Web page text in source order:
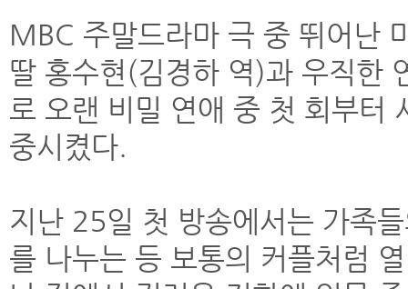
MBC 주말드라마 극 중 뛰어난
딸 홍수현(김경하 역)과 우직한
로 오랜 비밀 연애 중 첫 회부터
중시켰다.
지난 25일 첫 방송에서는 가족
를 나누는 등 보통의 커플처럼